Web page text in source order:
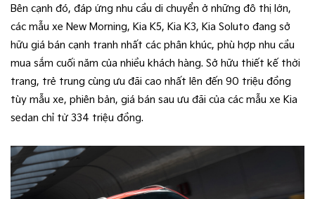
Bên cạnh đó, đáp ứng nhu cầu di chuyển ở những đô thị lớn,
các mẫu xe New Morning, Kia K5, Kia K3, Kia Soluto đang sở
hữu giá bán cạnh tranh nhất các phân khúc, phù hợp nhu cầu
mua sắm cuối năm của nhiều khách hàng. Sở hữu thiết kế thời
trang, trẻ trung cùng ưu đãi cao nhất lên đến 90 triệu đồng
tùy mẫu xe, phiên bản, giá bán sau ưu đãi của các mẫu xe Kia
sedan chỉ từ 334 triệu đồng.